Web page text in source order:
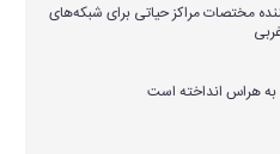
ارسال کننده مختصات مراکز حیاتی برای شبکه‌های
به هراس انداخته است